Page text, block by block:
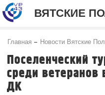
ВЯТСКИЕ
Главная Новости Вятские
Поселенческий
среди ветеранов
ДК